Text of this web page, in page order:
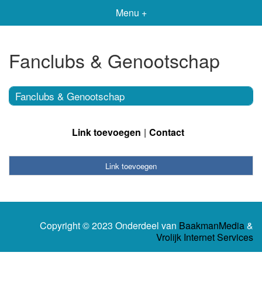
Menu +
Fanclubs & Genootschap
Fanclubs & Genootschap
Link toevoegen Contact
Link toevoegen
Copyright © 2023 Onderdeel van BaakmanMedia&
Vrolijk Internet Services